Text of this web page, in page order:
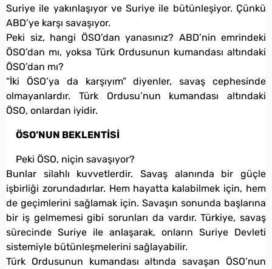
Suriye ile yakınlaşıyor ve Suriye ile bütünleşiyor. Çünkü
ABD’ye karşı savaşıyor.
Peki siz, hangi ÖSO’dan yanasınız? ABD’nin emrindeki
ÖSO’dan mı, yoksa Türk Ordusunun kumandası altındaki
ÖSO’dan mı?
“İki ÖSO’ya da karşıyım” diyenler, savaş cephesinde
olmayanlardır. Türk Ordusu’nun kumandası altındaki
ÖSO, onlardan iyidir.
ÖSO’NUN BEKLENTİSİ
Peki ÖSO, niçin savaşıyor?
Bunlar silahlı kuvvetlerdir. Savaş alanında bir güçle
işbirliği zorundadırlar. Hem hayatta kalabilmek için, hem
de geçimlerini sağlamak için. Savaşın sonunda başlarına
bir iş gelmemesi gibi sorunları da vardır. Türkiye, savaş
sürecinde Suriye ile anlaşarak, onların Suriye Devleti
sistemiyle bütünleşmelerini sağlayabilir.
Türk Ordusunun kumandası altında savaşan ÖSO’nun